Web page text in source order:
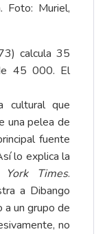
Foto: Muriel,
calcula 35
45 000. El
cultural que
una pelea de
fuente
lo explica la
Times.
a Dibango
un grupo de
no